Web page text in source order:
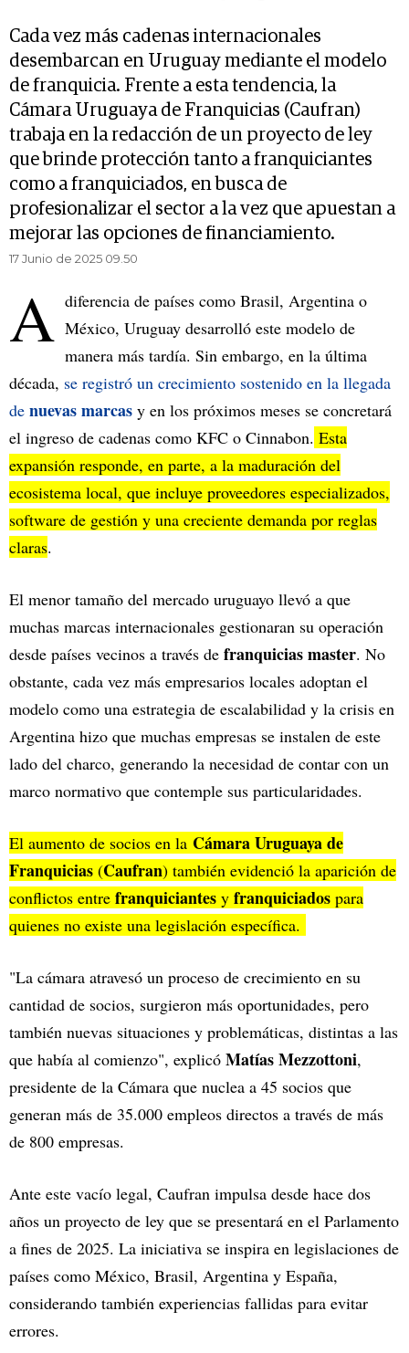
Cada vez más cadenas internacionales
desembarcan en Uruguay mediante el modelo
de franquicia. Frente a esta tendencia, la
Cámara Uruguaya de Franquicias (Caufran)
trabaja en la redacción de un proyecto de ley
que brinde protección tanto a franquiciantes
como a franquiciados, en busca de
profesionalizar el sector a la vez que apuestan a
mejorar las opciones de financiamiento.
17 Junio de 2025 09.50
A diferencia de países como Brasil, Argentina o
México, Uruguay desarrolló este modelo de
manera más tardía. Sin embargo, en la última
década, se registró un crecimiento sostenido en la llegada
de nuevas marcas y en los próximos meses se concretará
el ingreso de cadenas como KFC o Cinnabon. Esta
expansión responde, en parte, a la maduración del
ecosistema local, que incluye proveedores especializados,
software de gestión y una creciente demanda por reglas
claras.
El menor tamaño del mercado uruguayo llevó a que
muchas marcas internacionales gestionaran su operación
desde países vecinos a través de franquicias master. No
obstante, cada vez más empresarios locales adoptan el
modelo como una estrategia de escalabilidad y la crisis en
Argentina hizo que muchas empresas se instalen de este
lado del charco, generando la necesidad de contar con un
marco normativo que contemple sus particularidades.
El aumento de socios en la Cámara Uruguaya de
Franquicias (Caufran) también evidenció la aparición de
conflictos entre franquiciantes y franquiciados para
quienes no existe una legislación específica.
"La cámara atravesó un proceso de crecimiento en su
cantidad de socios, surgieron más oportunidades, pero
también nuevas situaciones y problemáticas, distintas a las
que había al comienzo", explicó Matías Mezzottoni,
presidente de la Cámara que nuclea a 45 socios que
generan más de 35.000 empleos directos a través de más
de 800 empresas.
Ante este vacío legal, Caufran impulsa desde hace dos
años un proyecto de ley que se presentará en el Parlamento
a fines de 2025. La iniciativa se inspira en legislaciones de
países como México, Brasil, Argentina y España,
considerando también experiencias fallidas para evitar
errores.